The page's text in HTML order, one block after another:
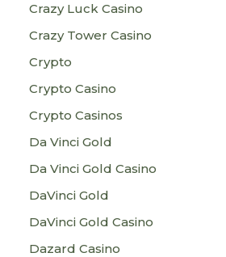
Crazy Luck Casino
Crazy Tower Сasino
Crypto
Crypto Casino
Crypto Casinos
Da Vinci Gold
Da Vinci Gold Casino
DaVinci Gold
DaVinci Gold Casino
Dazard Casino